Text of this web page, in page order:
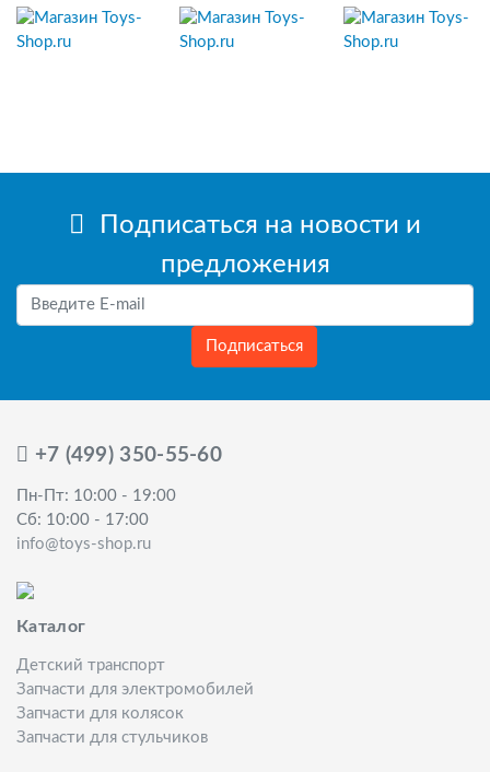
Подписаться на новости и
предложения
Подписаться
+7 (499) 350-55-60
Пн-Пт: 10:00 - 19:00
Сб: 10:00 - 17:00
info@toys-shop.ru
Каталог
Детский транспорт
Запчасти для электромобилей
Запчасти для колясок
Запчасти для стульчиков